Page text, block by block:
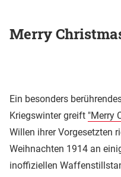
Merry
Ein besonders
Kriegswinter greift "Merry
Willen ihrer Vorgesetzten
Weihnachten 1914 an
inoffiziellen